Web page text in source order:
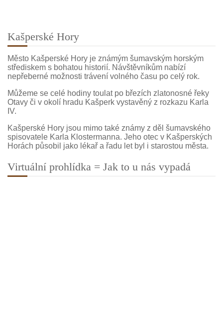
Kašperské Hory
Město Kašperské Hory je známým šumavským horským
střediskem s bohatou historií. Návštěvníkům nabízí
nepřeberné možnosti trávení volného času po celý rok.
Můžeme se celé hodiny toulat po březích zlatonosné řeky
Otavy či v okolí hradu Kašperk vystavěný z rozkazu Karla
IV.
Kašperské Hory jsou mimo také známy z děl šumavského
spisovatele Karla Klostermanna. Jeho otec v Kašperských
Horách působil jako lékař a řadu let byl i starostou města.
Virtuální prohlídka = Jak to u nás vypadá